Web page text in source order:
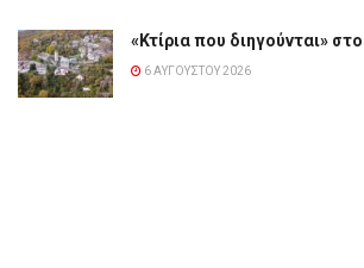
«Κτίρια που διηγούνται»
6 ΑΥΓΟΎΣΤΟΥ 2026